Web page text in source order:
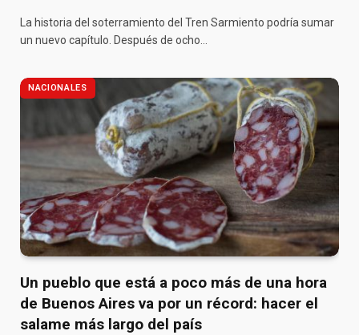
La historia del soterramiento del Tren Sarmiento podría sumar
un nuevo capítulo. Después de ocho…
NACIONALES
Un pueblo que está a poco más de una hora
de Buenos Aires va por un récord: hacer el
salame más largo del país